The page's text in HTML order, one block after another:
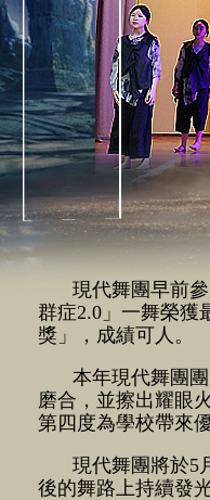
現代舞團早前
群症2.0」一舞榮獲
獎」，成績可人。
本年現代舞團
磨合，並擦出耀眼
第四度為學校帶來
現代舞團將於5
後的舞路上持續發